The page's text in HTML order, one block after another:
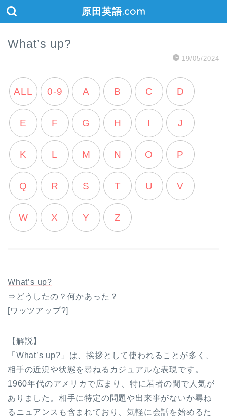
原田英語.com
What’s up?
19/05/2024
ALL 0-9 A B C D
E F G H I J
K L M N O P
Q R S T U V
W X Y Z
What’s up?
⇒どうしたの？何かあった？
[ワッツアップ?]
【解説】
「What’s up?」は、挨拶として使われることが多く、
相手の近況や状態を尋ねるカジュアルな表現です。
1960年代のアメリカで広まり、特に若者の間で人気が
ありました。相手に特定の問題や出来事がないか尋ね
るニュアンスも含まれており、気軽に会話を始めるた